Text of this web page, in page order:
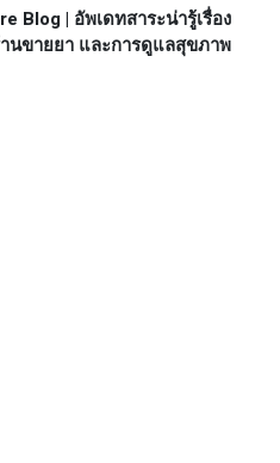
Blog | อัพเดทสาระน่ารู้เรื่อง
นขายยา และการดูแลสุขภาพ